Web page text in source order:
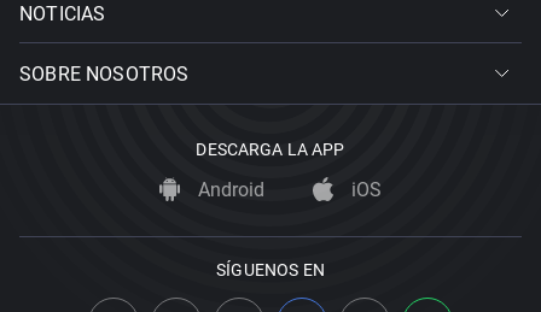
NOTICIAS
SOBRE NOSOTROS
DESCARGA LA APP
Android iOS
SÍGUENOS EN